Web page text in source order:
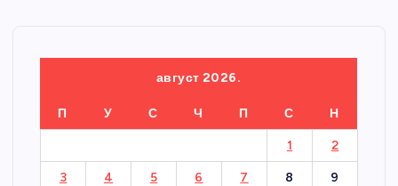
август 2026.
П У С Ч П С Н
1 2
3 4 5 6 7 8 9